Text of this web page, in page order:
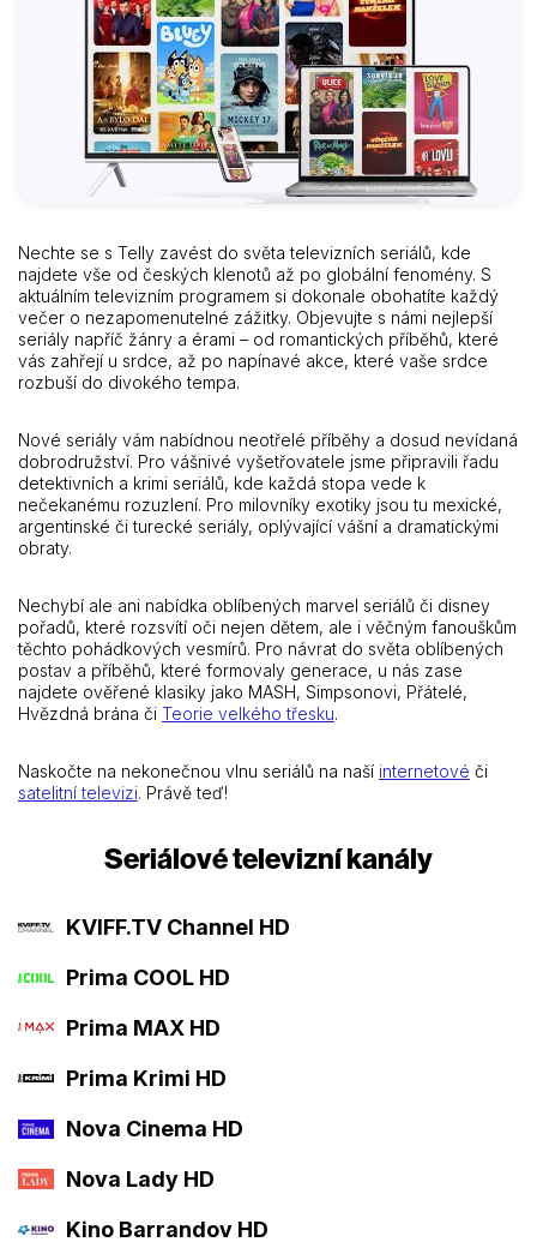
Nechte se s Telly zavést do světa televizních seriálů, kde
najdete vše od českých klenotů až po globální fenomény. S
aktuálním televizním programem si dokonale obohatíte každý
večer o nezapomenutelné zážitky. Objevujte s námi nejlepší
seriály napříč žánry a érami – od romantických příběhů, které
vás zahřejí u srdce, až po napínavé akce, které vaše srdce
rozbuší do divokého tempa.
Nové seriály vám nabídnou neotřelé příběhy a dosud nevídaná
dobrodružství. Pro vášnivé vyšetřovatele jsme připravili řadu
detektivních a krimi seriálů, kde každá stopa vede k
nečekanému rozuzlení. Pro milovníky exotiky jsou tu mexické,
argentinské či turecké seriály, oplývající vášní a dramatickými
obraty.
Nechybí ale ani nabídka oblíbených marvel seriálů či disney
pořadů, které rozsvítí oči nejen dětem, ale i věčným fanouškům
těchto pohádkových vesmírů. Pro návrat do světa oblíbených
postav a příběhů, které formovaly generace, u nás zase
najdete ověřené klasiky jako MASH, Simpsonovi, Přátelé,
Hvězdná brána či Teorie velkého třesku.
Naskočte na nekonečnou vlnu seriálů na naší internetové či
satelitní televizi. Právě teď!
Seriálové televizní kanály
KVIFF.TV Channel HD
Prima COOL HD
Prima MAX HD
Prima Krimi HD
Nova Cinema HD
Nova Lady HD
Kino Barrandov HD